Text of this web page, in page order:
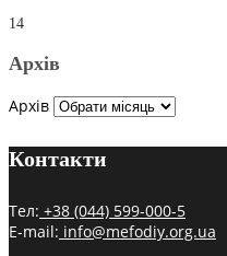
14
Архів
Архів
Контакти
Тел: +38 (044) 599-000-5
E-mail: info@mefodiy.org.ua